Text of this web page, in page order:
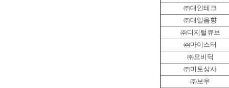
㈜대인테크
㈜대일음향
㈜디지털큐브
㈜마이스터
㈜모비딕
㈜미토상사
㈜보우